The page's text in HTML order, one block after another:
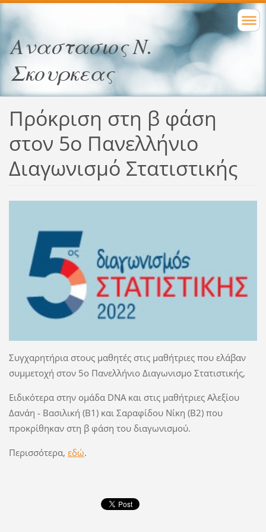
Αναστασιος Ν.
Σκουρκεας
Πρόκριση στη β φάση
στον 5ο Πανελλήνιο
Διαγωνισμό Στατιστικής
Συγχαρητήρια στους μαθητές στις μαθήτριες που ελάβαν
συμμετοχή στον 5ο Πανελλήνιο Διαγωνισμο Στατιστικής,
Ειδικότερα στην ομάδα DNA και στις μαθήτριες Αλεξίου
Δανάη - Βασιλική (Β1) και Σαραφίδου Νίκη (Β2) που
προκρίθηκαν στη β φάση του διαγωνισμού.
Περισσότερα, εδώ.